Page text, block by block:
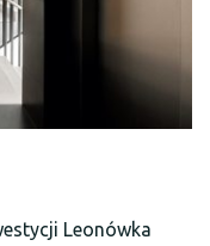
Leonówka